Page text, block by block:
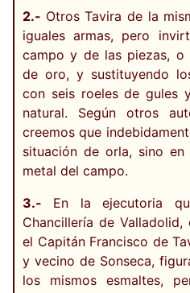
2.- Otros Tavira de la
iguales armas, pero
campo y de las piezas, o
de oro, y sustituyendo
con seis roeles de gules
natural. Según otros
creemos que
situación de orla, sino
metal del campo.
3.- En la ejecutoria
Chancillería de
el Capitán Francisco de
y vecino de Sonseca,
los mismos esmaltes,